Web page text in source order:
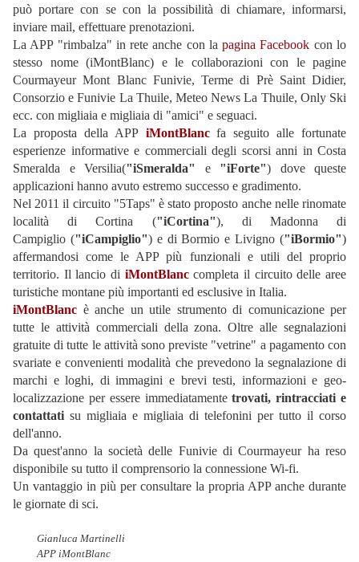
può portare con se con la possibilità di chiamare, informarsi,
inviare mail, effettuare prenotazioni.
La APP "rimbalza" in rete anche con lapagina Facebook con lo
stesso nome (iMontBlanc) e le collaborazioni con le pagine
Courmayeur Mont Blanc Funivie, Terme di Prè Saint Didier,
Consorzio e Funivie La Thuile, Meteo News La Thuile, Only Ski
ecc. con migliaia e migliaia di "amici" e seguaci.
La proposta della APP iMontBlancfa seguito alle fortunate
esperienze informative e commerciali degli scorsi anni in Costa
Smeralda e Versilia("iSmeralda" e "iForte") dove queste
applicazioni hanno avuto estremo successo e gradimento.
Nel 2011 il circuito "5Taps" è stato proposto anche nelle rinomate
località di Cortina ("iCortina"), di Madonna di
Campiglio ("iCampiglio") e di Bormio e Livigno ("iBormio")
affermandosi come le APP più funzionali e utili del proprio
territorio. Il lancio di iMontBlanccompleta il circuito delle aree
turistiche montane più importanti ed esclusive in Italia.
iMontBlanc è anche un utile strumento di comunicazione per
tutte le attività commerciali della zona. Oltre alle segnalazioni
gratuite di tutte le attività sono previste "vetrine" a pagamento con
svariate e convenienti modalità che prevedono la segnalazione di
marchi e loghi, di immagini e brevi testi, informazioni e geo-
localizzazione per essere immediatamentetrovati, rintracciati e
contattati su migliaia e migliaia di telefonini per tutto il corso
dell'anno.
Da quest'anno la società delle Funivie di Courmayeur ha reso
disponibile su tutto il comprensorio la connessione Wi-fi.
Un vantaggio in più per consultare la propria APP anche durante
le giornate di sci.
Gianluca Martinelli
APP iMontBlanc